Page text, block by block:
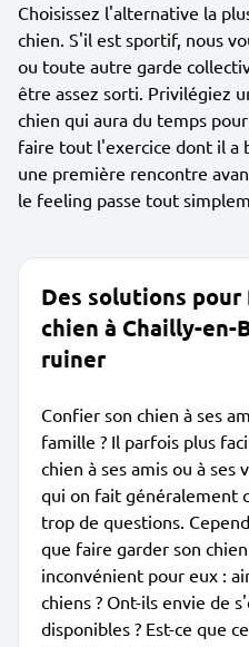
Choisissez l'alternative la
chien. S'il est sportif, nous
ou toute autre garde
être assez sorti. Privilégiez
chien qui aura du temps
faire tout l'exercice dont il a
une première rencontre
le feeling passe tout
Des solutions
chien à Chailly-en-
ruiner
Confier son chien à ses
famille ? Il parfois plus
chien à ses amis ou à ses
qui on fait généralement
trop de questions.
que faire garder son
inconvénient pour eux :
chiens ? Ont-ils envie de
disponibles ? Est-ce que